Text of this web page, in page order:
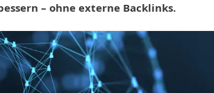
– ohne externe Backlinks.